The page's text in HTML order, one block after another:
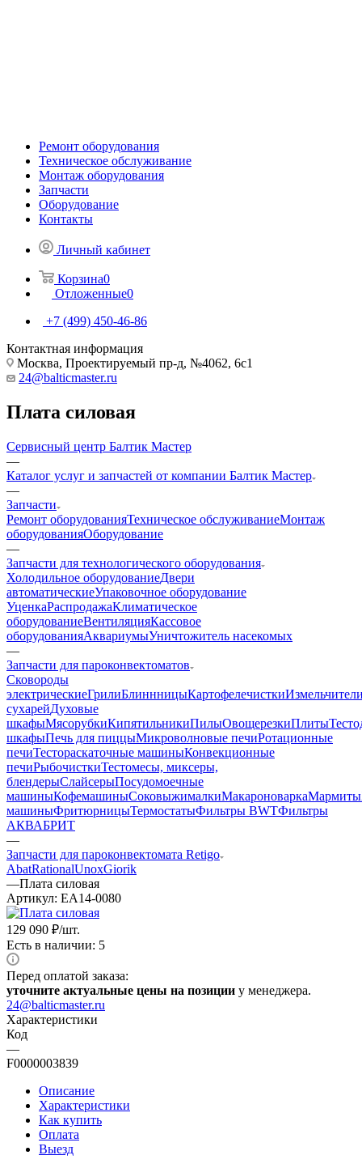
Ремонт оборудования
Техническое обслуживание
Монтаж оборудования
Запчасти
Оборудование
Контакты
Личный кабинет
Корзина0
Отложенные0
+7 (499) 450-46-86
Контактная информация
Москва, Проектируемый пр-д, №4062, 6с1
24@balticmaster.ru
Плата силовая
Сервисный центр Балтик Мастер
—
Каталог услуг и запчастей от компании Балтик Мастер
—
Запчасти
Ремонт оборудованияТехническое обслуживаниеМонтаж
оборудованияОборудование
—
Запчасти для технологического оборудования
Холодильное оборудованиеДвери
автоматическиеУпаковочное оборудование
УценкаРаспродажаКлиматическое
оборудованиеВентиляцияКассовое
оборудованияАквариумыУничтожитель насекомых
—
Запчасти для пароконвектоматов
Cковороды
электрическиеГрилиБлиннницыКартофелечистки
сухарейДуховые
шкафыМясорубкиКипятильникиПилыОвощерезкиПлиты
шкафыПечь для пиццыМикроволновые печиРотационные
печиТестораскаточные машиныКонвекционные
печиРыбочисткиТестомесы, миксеры,
блендерыСлайсерыПосудомоечные
машиныКофемашиныСоковыжималкиМакароноваркаМармиты
машиныФритюрницыТермостатыФильтры BWTФильтры
АКВАБРИТ
—
Запчасти для пароконвектомата Retigo
AbatRationalUnoxGiorik
—Плата силовая
Артикул: EA14-0080
129 090 ₽/шт.
Есть в наличии: 5
Перед оплатой заказа:
уточните актуальные цены на позиции у менеджера.
24@balticmaster.ru
Характеристики
Код
—
F0000003839
Описание
Характеристики
Как купить
Оплата
Выезд